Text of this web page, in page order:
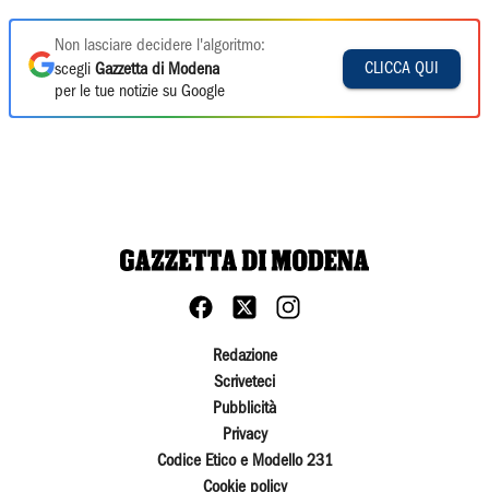
Non lasciare decidere l'algoritmo:
scegli Gazzetta di Modena
per le tue notizie su Google
CLICCA QUI
Redazione
Scriveteci
Pubblicità
Privacy
Codice Etico e Modello 231
Cookie policy